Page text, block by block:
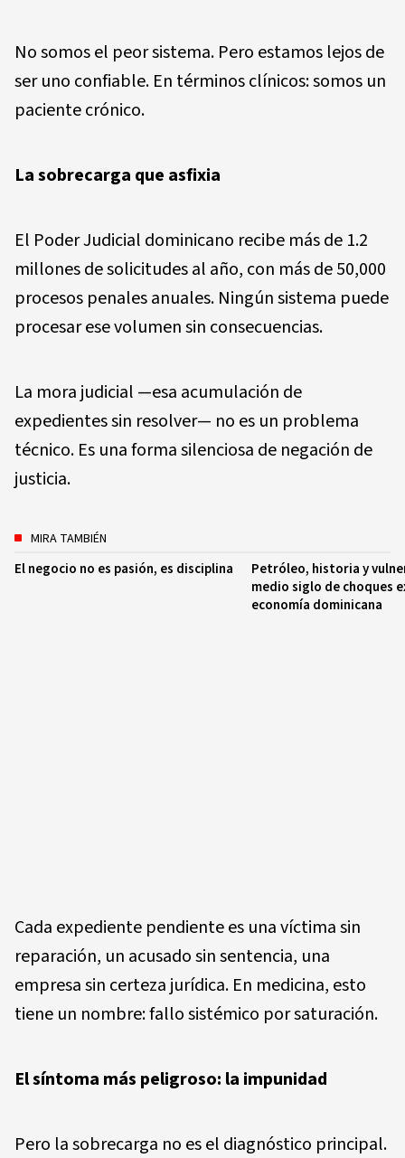
No somos el peor sistema. Pero estamos lejos de
ser uno confiable. En términos clínicos: somos un
paciente crónico.
La sobrecarga que asfixia
El Poder Judicial dominicano recibe más de 1.2
millones de solicitudes al año, con más de 50,000
procesos penales anuales. Ningún sistema puede
procesar ese volumen sin consecuencias.
La mora judicial —esa acumulación de
expedientes sin resolver— no es un problema
técnico. Es una forma silenciosa de negación de
justicia.
MIRA TAMBIÉN
El negocio no es pasión, es disciplina
Petróleo, historia y
medio siglo de choques
economía dominicana
Cada expediente pendiente es una víctima sin
reparación, un acusado sin sentencia, una
empresa sin certeza jurídica. En medicina, esto
tiene un nombre: fallo sistémico por saturación.
El síntoma más peligroso: la impunidad
Pero la sobrecarga no es el diagnóstico principal.